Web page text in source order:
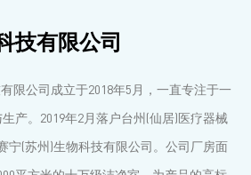
技有限公司
限公司成立于2018年5月，一直专注于一
产。2019年2月落户台州(仙居)医疗器械
宁(苏州)生物科技有限公司。公司厂房面